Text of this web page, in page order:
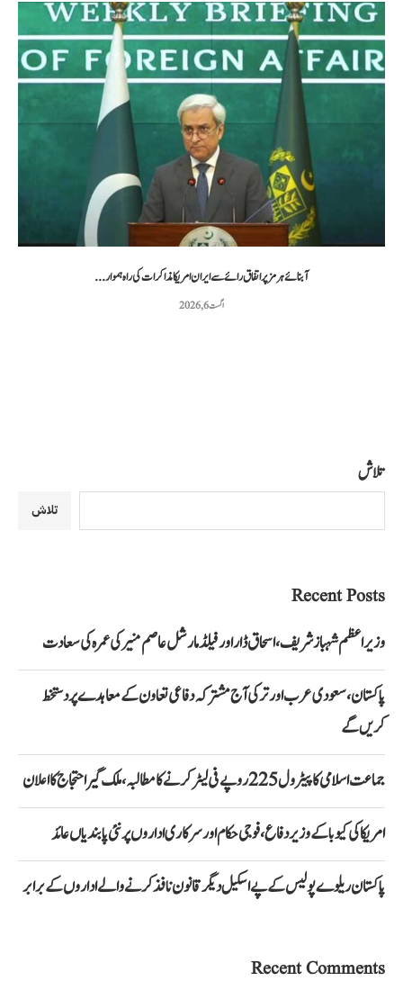
آبنائے ہرمز پر اتفاق رائے سے ایران امریکا مذاکرات کی راہ ہموار...
اگست 6, 2026
تلاش
تلاش
Recent Posts
وزیراعظم شہباز شریف، اسحاق ڈار اور فیلڈ مارشل عاصم منیر کی عمرہ کی سعادت
پاکستان، سعودی عرب اور ترکی آج مشترکہ دفاعی تعاون کے معاہدے پر دستخط
کریں گے
جماعت اسلامی کا پیٹرول 225 روپے فی لیٹر کرنے کا مطالبہ، ملک گیر احتجاج کا اعلان
امریکا کی کیوبا کے وزیر دفاع، فوجی حکام اور سرکاری اداروں پر نئی پابندیاں عائد
پاکستان ریلوے پولیس کے پے اسکیل دیگر قانون نافذ کرنے والے اداروں کے برابر
Recent Comments